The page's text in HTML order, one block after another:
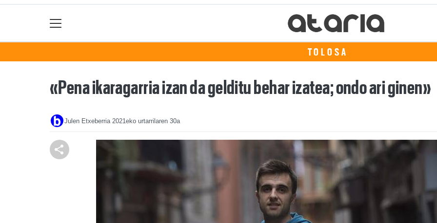
TOLOSA
«Pena ikaragarria izan da gelditu behar izatea; ondo ari ginen»
Julen Etxeberria 2021eko urtarrilaren 30a